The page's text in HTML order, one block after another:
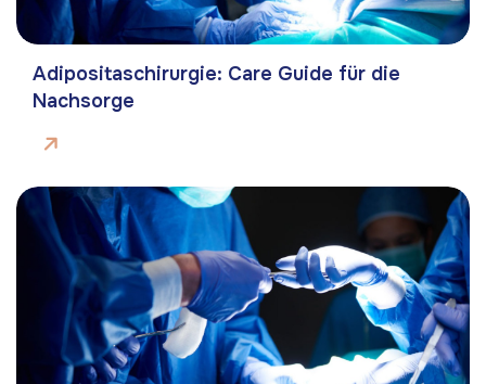
Adipositaschirurgie: Care Guide für die
Nachsorge